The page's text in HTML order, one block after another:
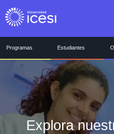
Programas Estudiantes
Explora